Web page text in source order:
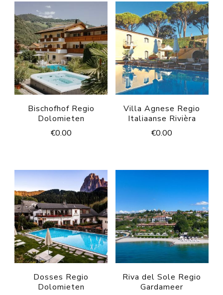
Bischofhof Regio
Dolomieten
€0.00
Villa Agnese Regio
Italiaanse Rivièra
€0.00
Dosses Regio
Dolomieten
Riva del Sole Regio
Gardameer